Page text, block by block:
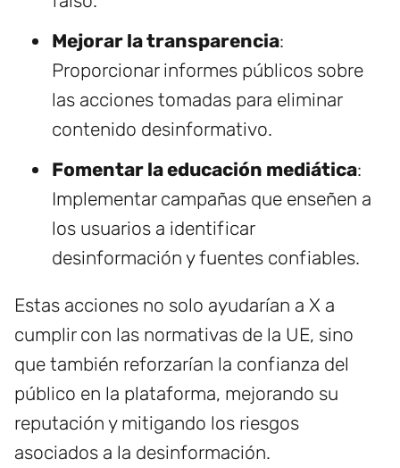
Mejorar la transparencia:
Proporcionar informes públicos sobre
las acciones tomadas para eliminar
contenido desinformativo.
Fomentar la educación mediática:
Implementar campañas que enseñen a
los usuarios a identificar
desinformación y fuentes confiables.
Estas acciones no solo ayudarían a X a
cumplir con las normativas de la UE, sino
que también reforzarían la confianza del
público en la plataforma, mejorando su
reputación y mitigando los riesgos
asociados a la desinformación.